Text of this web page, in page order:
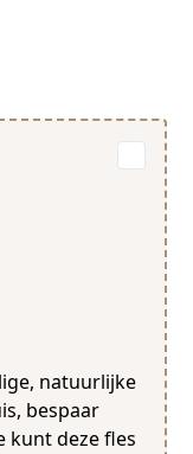
natuurlijke
bespaar
kunt deze fles